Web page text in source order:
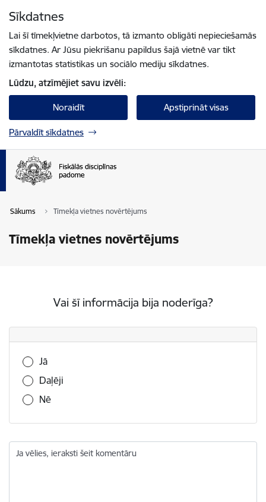
Sīkdatnes
Lai šī tīmekļvietne darbotos, tā izmanto obligāti nepieciešamās
sīkdatnes. Ar Jūsu piekrišanu papildus šajā vietnē var tikt
izmantotas statistikas un sociālo mediju sīkdatnes.
Lūdzu, atzīmējiet savu izvēli:
Noraidīt Apstiprināt visas
Pārvaldīt sīkdatnes
Sākums Tīmekļa vietnes novērtējums
Tīmekļa vietnes novērtējums
Vai šī informācija bija noderīga?
Vai šī informācija bija noderīga?
Jā
Daļēji
Nē
Ja vēlies, ieraksti šeit komentāru